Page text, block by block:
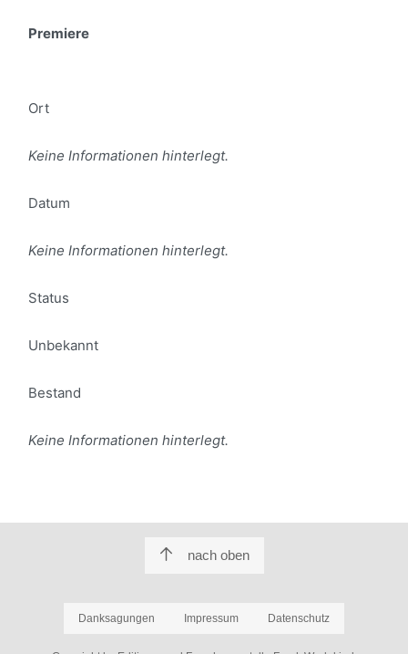
Premiere
Ort
Keine Informationen hinterlegt.
Datum
Keine Informationen hinterlegt.
Status
Unbekannt
Bestand
Keine Informationen hinterlegt.
nach oben
Danksagungen Impressum Datenschutz